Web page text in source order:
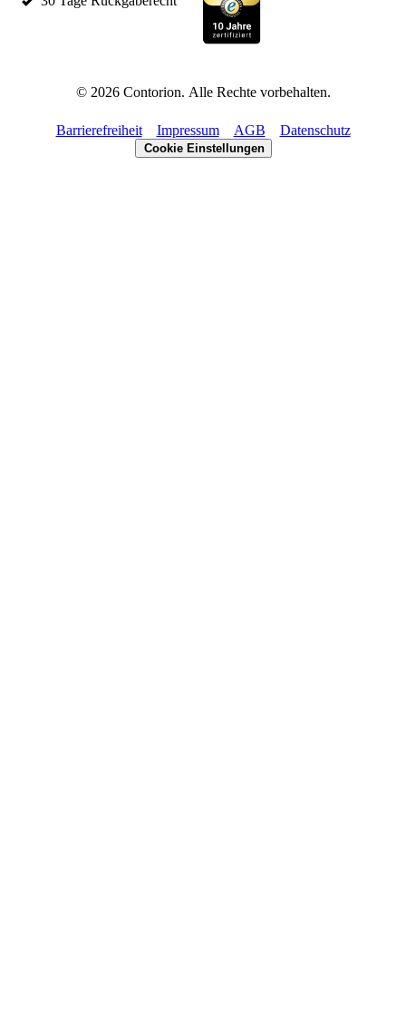
© 2026Contorion. Alle Rechte vorbehalten.
Barrierefreiheit Impressum AGB Datenschutz
Cookie Einstellungen